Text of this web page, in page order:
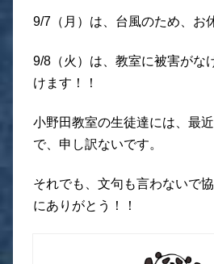
9/7（月）は、台風のため、お
9/8（火）は、教室に被害がな
けます！！
小野田教室の生徒達には、最
で、申し訳ないです。
それでも、文句も言わないで
にありがとう！！